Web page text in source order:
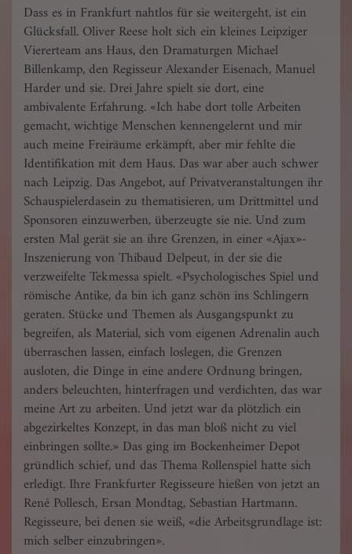
Dass es in Frankfurt nahtlos für sie weitergeht, ist ein
Glücksfall. Oliver Reese holt sich ein kleines Leipziger
Viererteam ans Haus, den Drama­turgen Michael
Billenkamp, den Regisseur Alexander Eisenach, Manuel
Harder und sie. Drei Jahre spielt sie dort, eine
ambivalente Erfahrung. «Ich habe dort tolle Arbeiten
gemacht, wichtige Menschen kennengelernt und mir
auch meine Freiräume erkämpft, aber mir fehlte die
Identifikation mit dem Haus. Das war aber auch schwer
nach Leipzig. Das Angebot, auf Privatveranstaltungen ihr
Schauspielerdasein zu thematisieren, um Drittmittel und
Sponsoren einzuwerben, überzeugte sie nie. Und zum
ersten Mal gerät sie an ihre Grenzen, in einer «Ajax»-
Inszenierung von Thibaud Delpeut, in der sie die
verzweifelte Tekmessa spielt. «Psychologisches Spiel und
römische Antike, da bin ich ganz schön ins Schlingern
geraten. Stücke und Themen als Ausgangspunkt zu
begreifen, als Material, sich vom eigenen Adrenalin auch
überraschen lassen, einfach loslegen, die Grenzen
ausloten, die Dinge in eine andere Ordnung bringen,
anders beleuchten, hinterfragen und verdichten, das war
meine Art zu arbeiten. Und jetzt war da plötzlich ein
abgezirkeltes Konzept, in das man bloß nicht zu viel
einbringen sollte.» Das ging im Bockenheimer Depot
gründlich schief, und das Thema Rollenspiel hatte sich
erledigt. Ihre Frankfurter Regisseure hießen von jetzt an
René Pollesch, Ersan Mondtag, Sebastian Hartmann.
Regisseure, bei denen sie weiß, «die Arbeitsgrundlage ist:
mich selber einzubringen».